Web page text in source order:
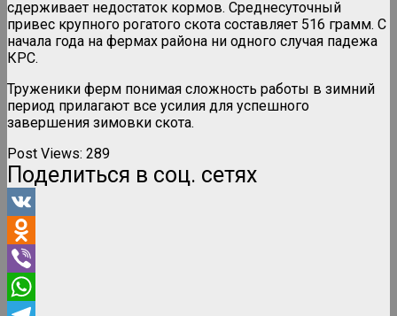
сдерживает недостаток кормов. Среднесуточный
привес крупного рогатого скота составляет 516 грамм. С
начала года на фермах района ни одного случая падежа
КРС.
Труженики ферм понимая сложность работы в зимний
период прилагают все усилия для успешного
завершения зимовки скота.
Post Views: 289
Поделиться в соц. сетях
VK
Odnoklassniki
Viber